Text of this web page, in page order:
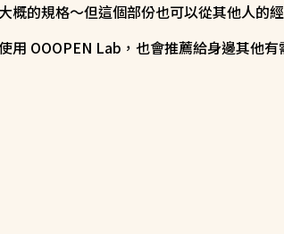
概的規格～但這個部份也可以從其他人的
用 OOOPEN Lab，也會推薦給身邊其他